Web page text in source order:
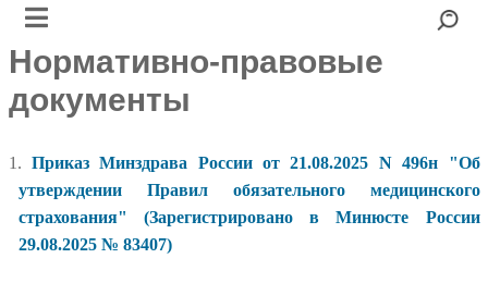
Нормативно-правовые
документы
1. Приказ Минздрава России от 21.08.2025 N 496н "Об
утверждении Правил обязательного медицинского
страхования" (Зарегистрировано в Минюсте России
29.08.2025 № 83407)